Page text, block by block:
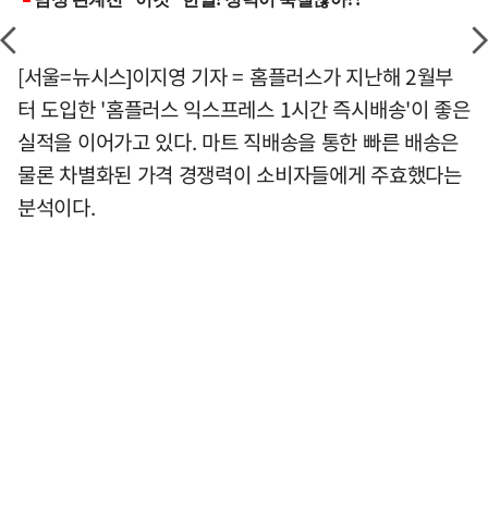
[서울=뉴시스]이지영 기자 = 홈플러스가 지난해 2월부
터 도입한 '홈플러스 익스프레스 1시간 즉시배송'이 좋은
실적을 이어가고 있다. 마트 직배송을 통한 빠른 배송은
물론 차별화된 가격 경쟁력이 소비자들에게 주효했다는
분석이다.